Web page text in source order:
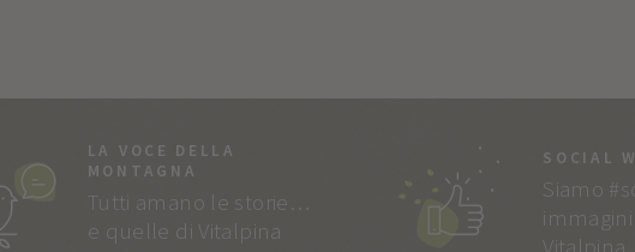
LA VOCE DELLA
MONTAGNA
Tutti amano le storie…
e quelle di Vitalpina
SOCIAL
Siamo
Vitalpina.